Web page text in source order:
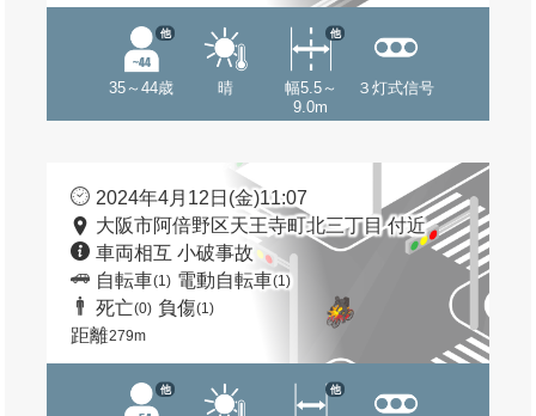
35～44歳
他
晴
幅5.5～
9.0m
他
３灯式信号
2024年4月12日(金)11:07
大阪市阿倍野区天王寺町北三丁目 付近
車両相互 小破事故
自転車(1) 電動自転車(1)
死亡(0) 負傷(1)
距離279m
他 他